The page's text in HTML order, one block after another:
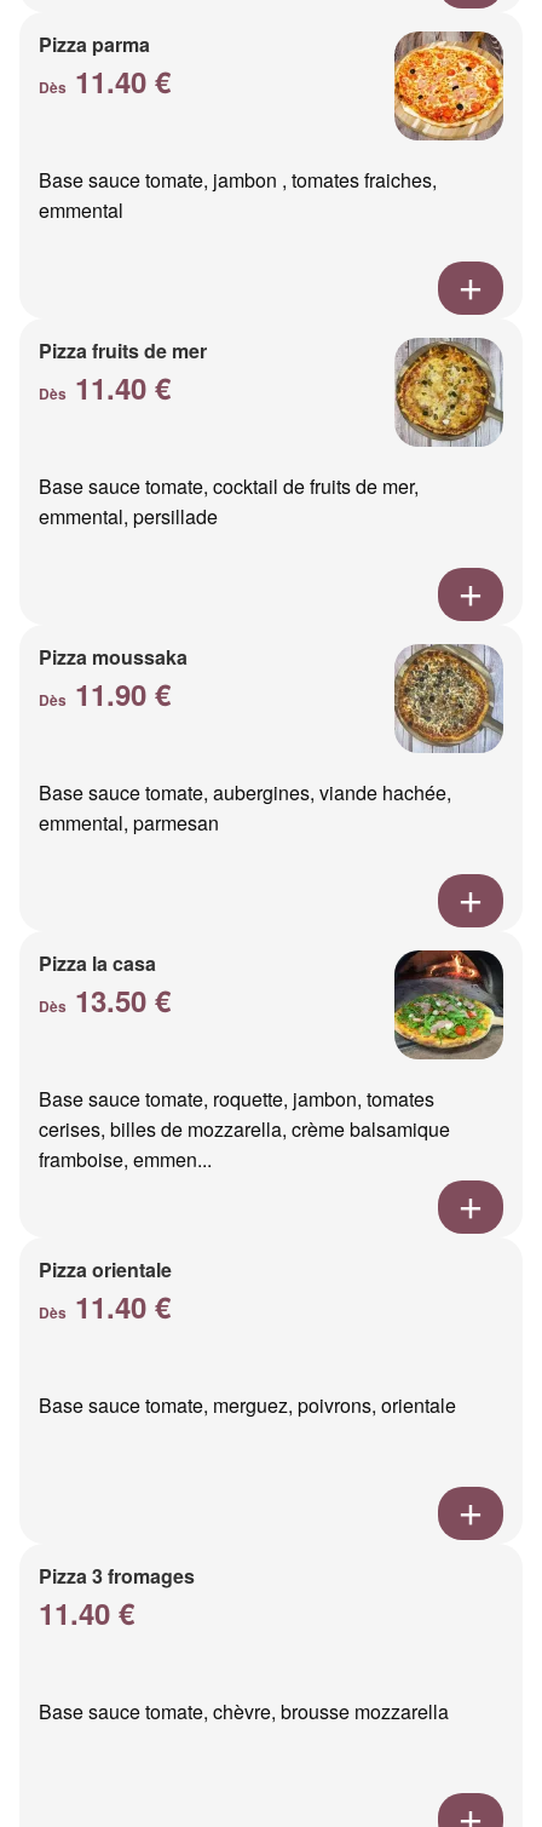
Pizza parma
Dès 11.40 €
Base sauce tomate, jambon , tomates fraiches,
emmental
Pizza fruits de mer
Dès 11.40 €
Base sauce tomate, cocktail de fruits de mer,
emmental, persillade
Pizza moussaka
Dès 11.90 €
Base sauce tomate, aubergines, viande hachée,
emmental, parmesan
Pizza la casa
Dès 13.50 €
Base sauce tomate, roquette, jambon, tomates
cerises, billes de mozzarella, crème balsamique
framboise, emmen...
Pizza orientale
Dès 11.40 €
Base sauce tomate, merguez, poivrons, orientale
Pizza 3 fromages
11.40 €
Base sauce tomate, chèvre, brousse mozzarella